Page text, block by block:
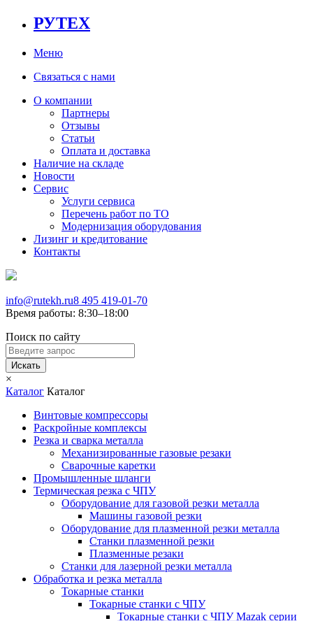
РУТЕХ
Меню
Связаться с нами
О компании
Партнеры
Отзывы
Статьи
Оплата и доставка
Наличие на складе
Новости
Сервис
Услуги сервиса
Перечень работ по ТО
Модернизация оборудования
Лизинг и кредитование
Контакты
info@rutekh.ru8 495 419-01-70
Время работы: 8:30–18:00
Поиск по сайту
Искать
×
Каталог Каталог
Винтовые компрессоры
Раскройные комплексы
Резка и сварка металла
Механизированные газовые резаки
Сварочные каретки
Промышленные шланги
Термическая резка с ЧПУ
Оборудование для газовой резки металла
Машины газовой резки
Оборудование для плазменной резки металла
Станки плазменной резки
Плазменные резаки
Станки для лазерной резки металла
Обработка и резка металла
Токарные станки
Токарные станки с ЧПУ
Токарные станки с ЧПУ Mazak серии